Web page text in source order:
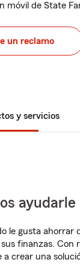
móvil de State
un reclamo
y servicios
le gusta ahorrar
finanzas. Con
a crear una